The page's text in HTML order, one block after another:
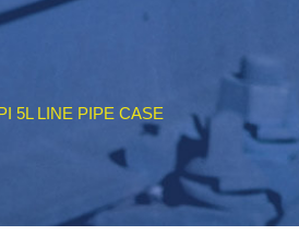
5L LINE PIPE CASE